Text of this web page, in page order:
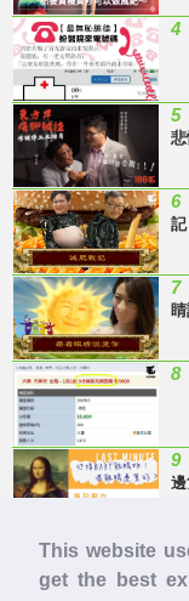
This website
get the best
4
5
悲
6
記
7
8
9
邊
10